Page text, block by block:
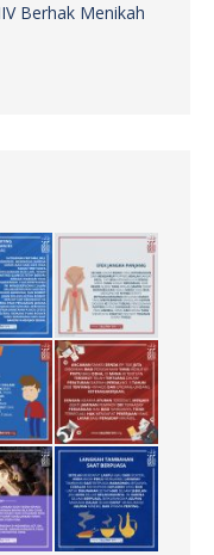
Berhak Menikah